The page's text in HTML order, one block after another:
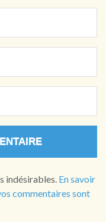
indésirables. En savoir
commentaires sont